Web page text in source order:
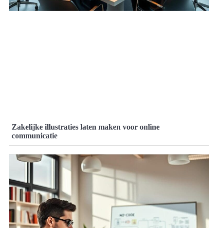
Zakelijke illustraties laten maken voor online
communicatie